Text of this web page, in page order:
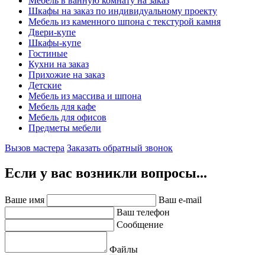
Шкафы на заказ по индивидуальному проекту
Мебель из каменного шпона с текстурой камня
Двери-купе
Шкафы-купе
Гостиные
Кухни на заказ
Прихожие на заказ
Детские
Мебель из массива и шпона
Мебель для кафе
Мебель для офисов
Предметы мебели
Вызов мастера Заказать обратный звонок
Если у вас возникли вопросы...
Ваше имя
Ваш e-mail
Ваш телефон
Сообщение
Файлы